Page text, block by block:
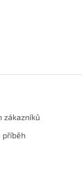
zákazníků
příběh